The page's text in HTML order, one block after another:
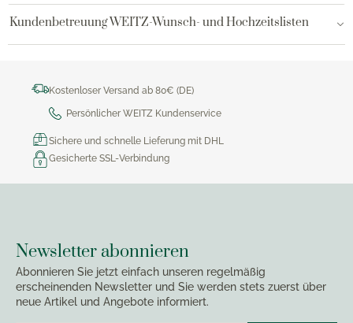
Kundenbetreuung WEITZ-Wunsch- und Hochzeitslisten
Kostenloser Versand ab 80€ (DE)
Persönlicher WEITZ Kundenservice
Sichere und schnelle Lieferung mit DHL
Gesicherte SSL-Verbindung
Newsletter abonnieren
Abonnieren Sie jetzt einfach unseren regelmäßig
erscheinenden Newsletter und Sie werden stets zuerst über
neue Artikel und Angebote informiert.